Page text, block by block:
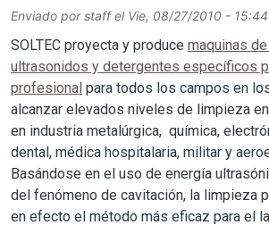
Enviado porstaffel Vie, 08/27/2010 - 15:44
SOLTEC proyecta y produce maquinas
ultrasonidos y detergentes específicos
profesional para todos los campos en
alcanzar elevados niveles de limpieza
en industria metalúrgica, química,
dental, médica hospitalaria, militar y
Basándose en el uso de energía
del fenómeno de cavitación, la limpieza
en efecto el método más eficaz para el